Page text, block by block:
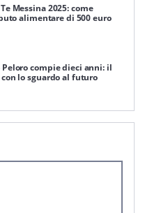
Messina 2025: come
alimentare di 500 euro
Peloro compie dieci anni: il
lo sguardo al futuro